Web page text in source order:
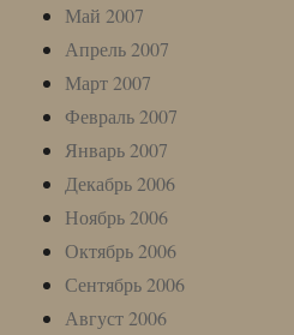
Май 2007
Апрель 2007
Март 2007
Февраль 2007
Январь 2007
Декабрь 2006
Ноябрь 2006
Октябрь 2006
Сентябрь 2006
Август 2006